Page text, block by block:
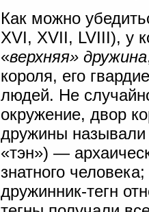
Как можно
XVI, XVII, LVIII), у
«верхняя» дружина
короля, его
людей. Не
окружение, двор
дружины
«тэн») —
знатного
дружинник-тегн